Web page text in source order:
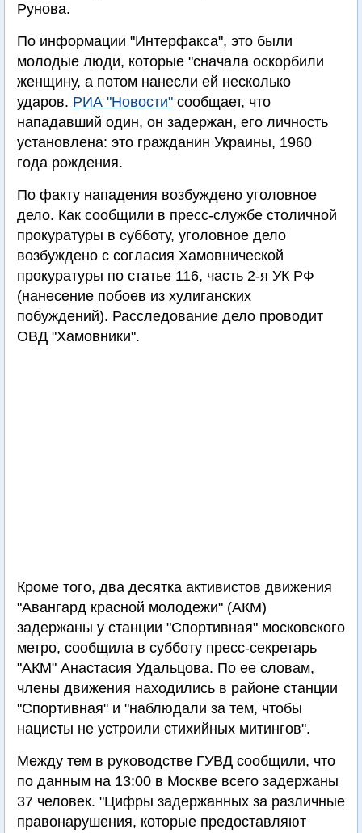
Рунова.
По информации "Интерфакса", это были
молодые люди, которые "сначала оскорбили
женщину, а потом нанесли ей несколько
ударов. РИА "Новости" сообщает, что
нападавший один, он задержан, его личность
установлена: это гражданин Украины, 1960
года рождения.
По факту нападения возбуждено уголовное
дело. Как сообщили в пресс-службе столичной
прокуратуры в субботу, уголовное дело
возбуждено с согласия Хамовнической
прокуратуры по статье 116, часть 2-я УК РФ
(нанесение побоев из хулиганских
побуждений). Расследование дело проводит
ОВД "Хамовники".
Кроме того, два десятка активистов движения
"Авангард красной молодежи" (АКМ)
задержаны у станции "Спортивная" московского
метро, сообщила в субботу пресс-секретарь
"АКМ" Анастасия Удальцова. По ее словам,
члены движения находились в районе станции
"Спортивная" и "наблюдали за тем, чтобы
нацисты не устроили стихийных митингов".
Между тем в руководстве ГУВД сообщили, что
по данным на 13:00 в Москве всего задержаны
37 человек. "Цифры задержанных за различные
правонарушения, которые предоставляют